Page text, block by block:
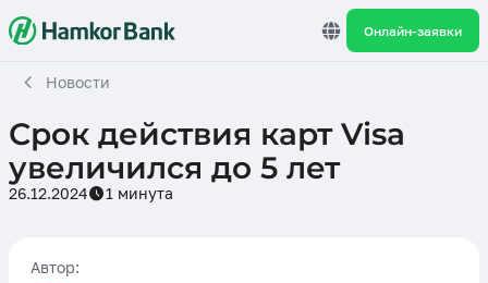
Онлайн-заявки
Новости
Срок действия карт Visa
увеличился до 5 лет
26.12.2024 1 минута
Автор: